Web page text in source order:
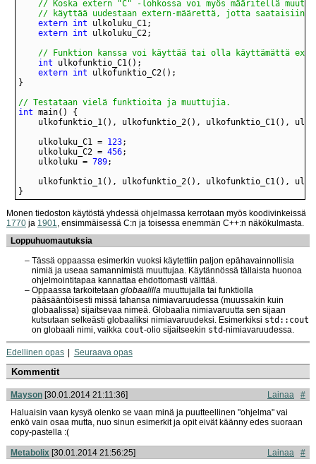
// käyttää uudestaan extern-määrettä, jotta saataisiin
extern int
extern int
// Funktion kanssa voi käyttää tai olla käyttämättä
int
extern int
// Testataan vielä funktioita ja muuttujia.
int
	ulkoluku_C1 =
123
	ulkoluku_C2 =
456
	ulkoluku =
789
}
Monen tiedoston käytöstä yhdessä ohjelmassa kerrotaan myös koodivinkeissä
1770 ja 1901, ensimmäisessä C:n ja toisessa enemmän C++:n näkökulmasta.
Loppuhuomautuksia
Tässä oppaassa esimerkin vuoksi käytettiin paljon epähavainnollisia
nimiä ja useaa samannimistä muuttujaa. Käytännössä tällaista huonoa
ohjelmointitapaa kannattaa ehdottomasti välttää.
Oppaassa tarkoitetaan globaalilla muuttujalla tai funktiolla
pääsääntöisesti missä tahansa nimiavaruudessa (muussakin kuin
globaalissa) sijaitsevaa nimeä. Globaalia nimiavaruutta sen sijaan
kutsutaan selkeästi globaaliksi nimiavaruudeksi. Esimerkiksi std::cout
on globaali nimi, vaikka cout-olio sijaitseekin std-nimiavaruudessa.
Edellinen opas Seuraava opas
Kommentit
Mayson [30.01.2014 21:11:36] Lainaa
#
Haluaisin vaan kysyä olenko se vaan minä ja puutteellinen "ohjelma" vai
enkö vain osaa mutta, nuo sinun esimerkit ja opit eivät käänny edes suoraan
copy-pastella :(
Metabolix [30.01.2014 21:56:25] Lainaa #